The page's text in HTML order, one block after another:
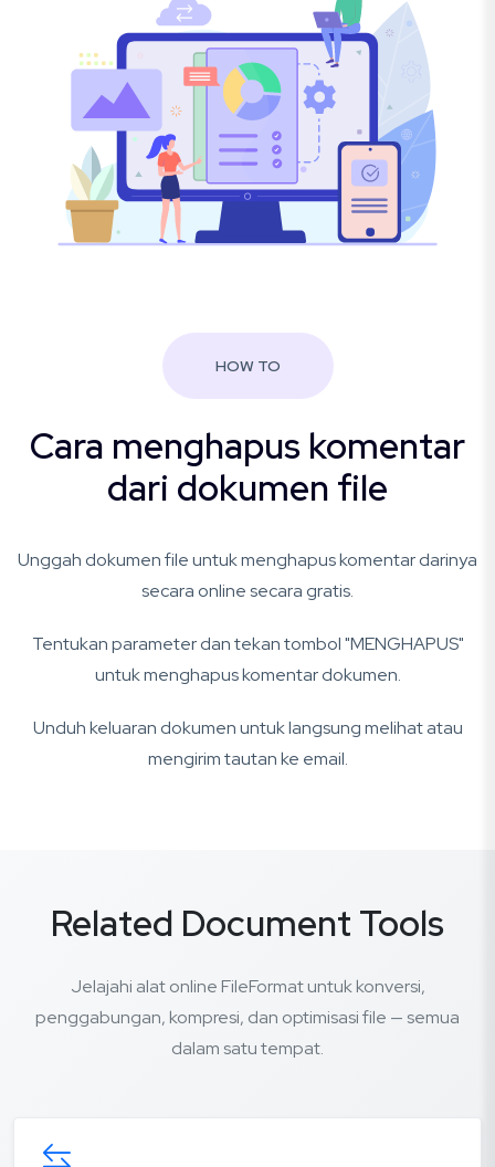
HOW TO
Cara menghapus komentar
dari dokumen file
Unggah dokumen file untuk menghapus komentar darinya
secara online secara gratis.
Tentukan parameter dan tekan tombol "MENGHAPUS"
untuk menghapus komentar dokumen.
Unduh keluaran dokumen untuk langsung melihat atau
mengirim tautan ke email.
Related Document Tools
Jelajahi alat online FileFormat untuk konversi,
penggabungan, kompresi, dan optimisasi file — semua
dalam satu tempat.